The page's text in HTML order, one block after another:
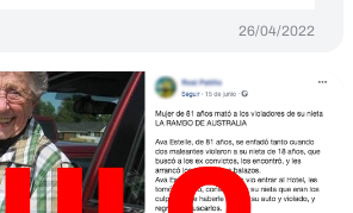
26/04/2022